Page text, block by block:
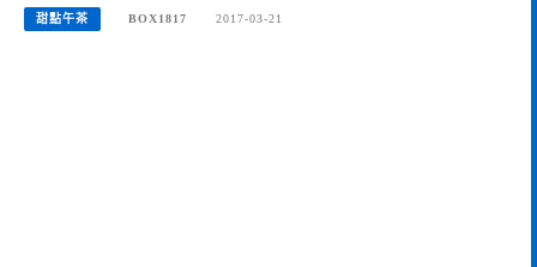
甜點午茶 BOX1817 2017-03-21